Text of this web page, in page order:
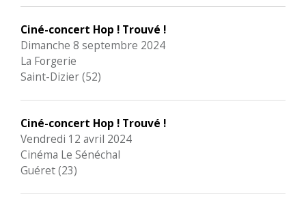
Ciné-concert Hop ! Trouvé !
Dimanche 8 septembre 2024
La Forgerie
Saint-Dizier (52)
Ciné-concert Hop ! Trouvé !
Vendredi 12 avril 2024
Cinéma Le Sénéchal
Guéret (23)